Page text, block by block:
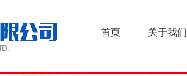
首页 关于我们